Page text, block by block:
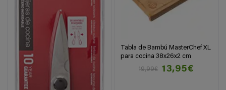
Tabla de Bambú MasterChef XL
para cocina 38x26x2 cm
19,99€
13,95€